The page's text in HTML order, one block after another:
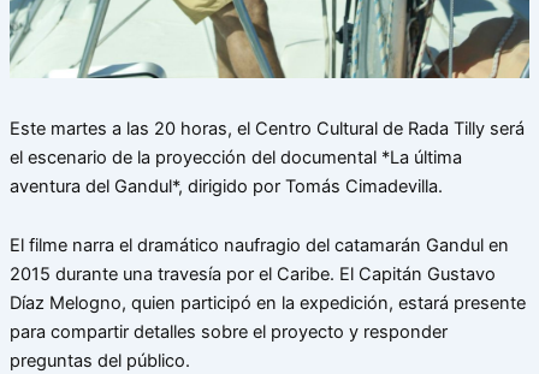
Este martes a las 20 horas, el Centro Cultural de Rada Tilly será
el escenario de la proyección del documental *La última
aventura del Gandul*, dirigido por Tomás Cimadevilla.
El filme narra el dramático naufragio del catamarán Gandul en
2015 durante una travesía por el Caribe. El Capitán Gustavo
Díaz Melogno, quien participó en la expedición, estará presente
para compartir detalles sobre el proyecto y responder
preguntas del público.